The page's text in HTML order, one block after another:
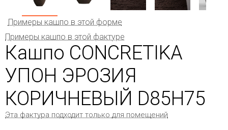
Примеры кашпо в этой форме
Примеры кашпо в этой фактуре
Кашпо CONCRETIKA
УПОН ЭРОЗИЯ
КОРИЧНЕВЫЙ D85H75
Эта фактура подходит только для помещений